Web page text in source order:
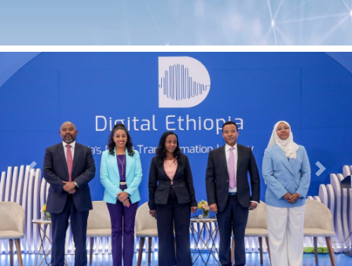
Previous Next